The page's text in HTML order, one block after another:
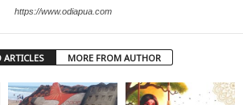
https://www.odiapua.com
ARTICLES MORE FROM AUTHOR